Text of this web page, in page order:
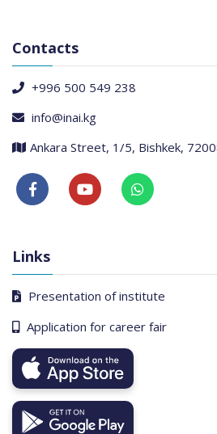
Contacts
+996 500 549 238
info@inai.kg
Ankara Street, 1/5, Bishkek,
Links
Presentation of institute
Application for career fair